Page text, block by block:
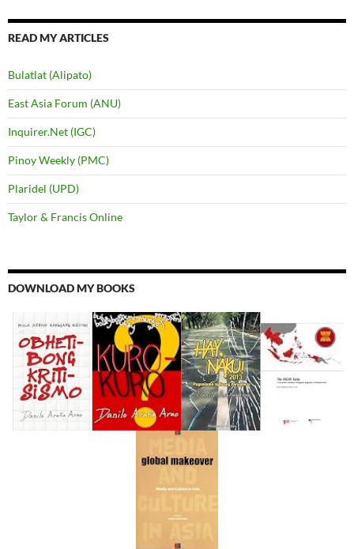
READ MY ARTICLES
Bulatlat (Alipato)
East Asia Forum (ANU)
Inquirer.Net (IGC)
Pinoy Weekly (PMC)
Plaridel (UPD)
Taylor & Francis Online
DOWNLOAD MY BOOKS